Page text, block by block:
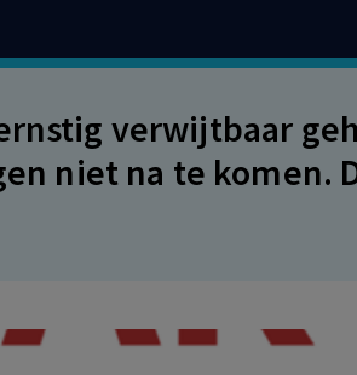
verwijtbaar
niet na te komen.